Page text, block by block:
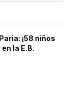
¡58 niños
la E.B.